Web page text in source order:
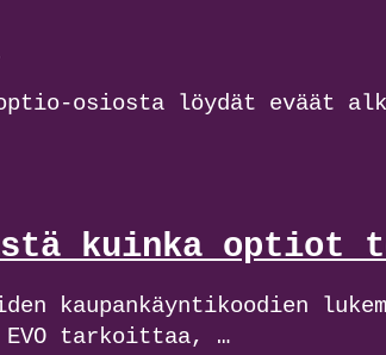
optio-osiosta löydät eväät
kuinka optiot
kaupankäyntikoodien
EVO tarkoittaa, …